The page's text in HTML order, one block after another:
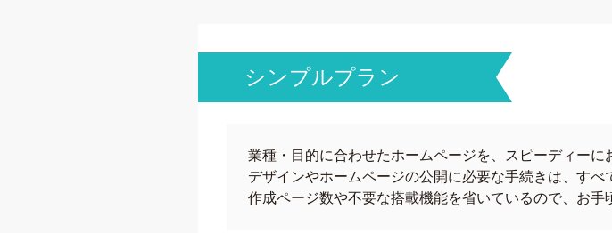
シンプルプラン
業種・目的に合わせたホームページを、スピーディーに
デザインやホームページの公開に必要な手続きは、すべ
作成ページ数や不要な搭載機能を省いているので、お手